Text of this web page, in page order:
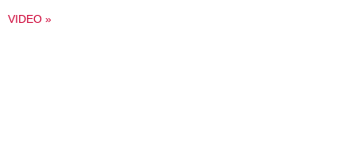
VIDEO »